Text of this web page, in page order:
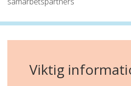
Viktig